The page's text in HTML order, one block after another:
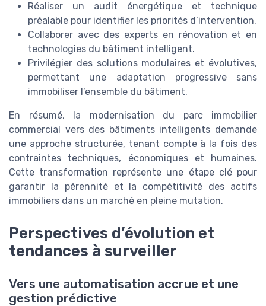
Réaliser un audit énergétique et technique
préalable pour identifier les priorités d’intervention.
Collaborer avec des experts en rénovation et en
technologies du bâtiment intelligent.
Privilégier des solutions modulaires et évolutives,
permettant une adaptation progressive sans
immobiliser l’ensemble du bâtiment.
En résumé, la modernisation du parc immobilier
commercial vers des bâtiments intelligents demande
une approche structurée, tenant compte à la fois des
contraintes techniques, économiques et humaines.
Cette transformation représente une étape clé pour
garantir la pérennité et la compétitivité des actifs
immobiliers dans un marché en pleine mutation.
Perspectives d’évolution et
tendances à surveiller
Vers une automatisation accrue et une
gestion prédictive